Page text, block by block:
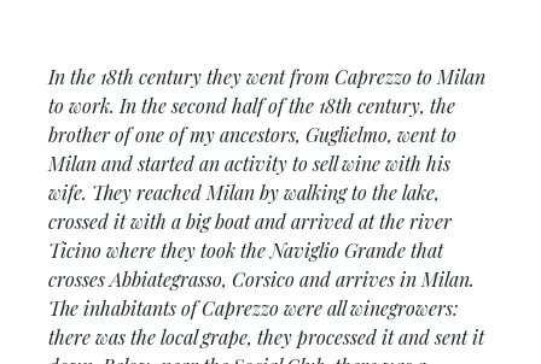
In the 18th century they went from Caprezzo to Milan
to work. In the second half of the 18th century, the
brother of one of my ancestors, Guglielmo, went to
Milan and started an activity to sell wine with his
wife. They reached Milan by walking to the lake,
crossed it with a big boat and arrived at the river
Ticino where they took the Naviglio Grande that
crosses Abbiategrasso, Corsico and arrives in Milan.
The inhabitants of Caprezzo were all winegrowers:
there was the local grape, they processed it and sent it